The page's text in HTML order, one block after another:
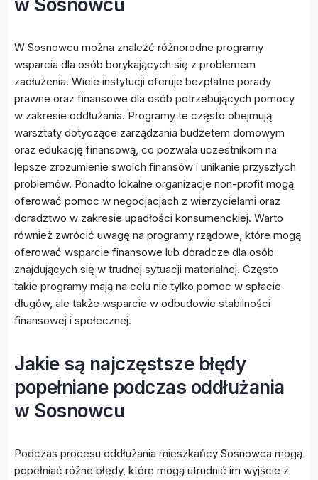
w Sosnowcu
W Sosnowcu można znaleźć różnorodne programy
wsparcia dla osób borykających się z problemem
zadłużenia. Wiele instytucji oferuje bezpłatne porady
prawne oraz finansowe dla osób potrzebujących pomocy
w zakresie oddłużania. Programy te często obejmują
warsztaty dotyczące zarządzania budżetem domowym
oraz edukację finansową, co pozwala uczestnikom na
lepsze zrozumienie swoich finansów i unikanie przyszłych
problemów. Ponadto lokalne organizacje non-profit mogą
oferować pomoc w negocjacjach z wierzycielami oraz
doradztwo w zakresie upadłości konsumenckiej. Warto
również zwrócić uwagę na programy rządowe, które mogą
oferować wsparcie finansowe lub doradcze dla osób
znajdujących się w trudnej sytuacji materialnej. Często
takie programy mają na celu nie tylko pomoc w spłacie
długów, ale także wsparcie w odbudowie stabilności
finansowej i społecznej.
Jakie są najczęstsze błędy
popełniane podczas oddłużania
w Sosnowcu
Podczas procesu oddłużania mieszkańcy Sosnowca mogą
popełniać różne błędy, które mogą utrudnić im wyjście z